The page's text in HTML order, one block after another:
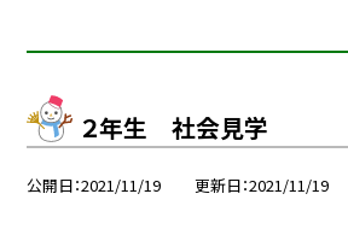
２年生 社会見学
公開日 2021/11/19 更新日 2021/11/19